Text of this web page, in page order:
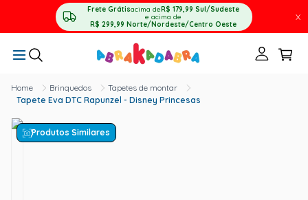
Frete Grátisacima deR$ 179,99 Sul/Sudeste
e acima de
R$ 299,99 Norte/Nordeste/Centro Oeste
X
Brinquedos
Tapetes de montar
Tapete Eva DTC Rapunzel - Disney Princesas
Produtos Similares